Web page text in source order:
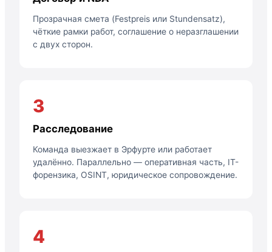
Прозрачная смета (Festpreis или Stundensatz),
чёткие рамки работ, соглашение о неразглашении
с двух сторон.
3
Расследование
Команда выезжает в Эрфурте или работает
удалённо. Параллельно — оперативная часть, IT-
форензика, OSINT, юридическое сопровождение.
4